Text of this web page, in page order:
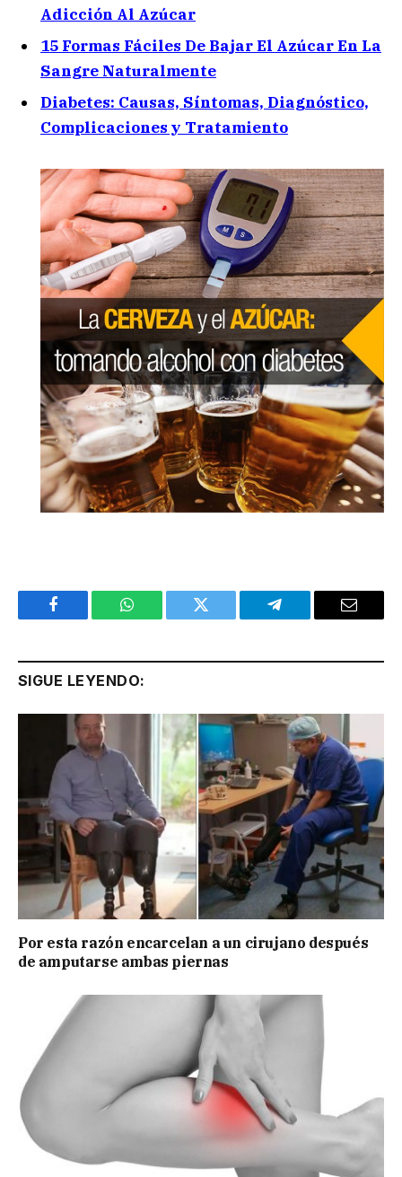
Adicción Al Azúcar
15 Formas Fáciles De Bajar El Azúcar En La
Sangre Naturalmente
Diabetes: Causas, Síntomas, Diagnóstico,
Complicaciones y Tratamiento
Facebook WhatsApp Twitter Telegram Email
SIGUE LEYENDO:
Por esta razón encarcelan a un cirujano después
de amputarse ambas piernas